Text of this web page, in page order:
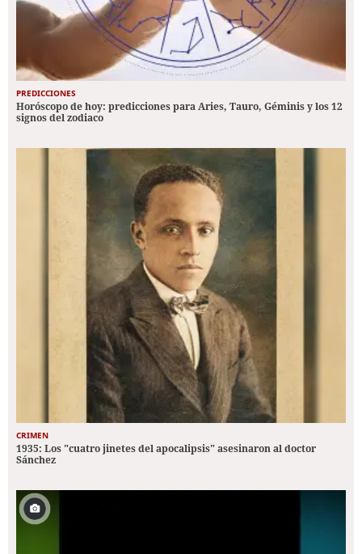
PREDICCIONES
Horóscopo de hoy: predicciones para Aries, Tauro, Géminis y los 12
signos del zodiaco
CRIMEN
1935: Los "cuatro jinetes del apocalipsis" asesinaron al doctor
Sánchez